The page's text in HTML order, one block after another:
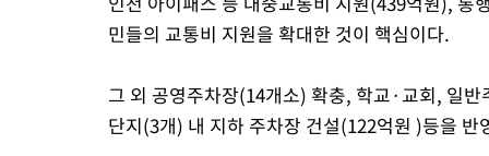
민들의 교통비 지원을 확대한 것이 핵심이다.
그 외 공영주차장(14개소) 확충, 학교·교회, 일
단지(3개) 내 지하 주차장 건설(122억원 )등을